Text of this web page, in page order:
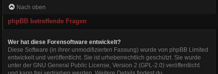
Nach oben
phpBB betreffende Fragen
Wer hat diese Forensoftware entwickelt?
Diese Software (in ihrer unmodifizierten Fassung) wurde von phpBB Limited
entwickelt und veröffentlicht. Sie ist urheberrechtlich geschützt. Sie wurde
unter der GNU General Public License, Version 2 (GPL-2.0) veröffentlicht